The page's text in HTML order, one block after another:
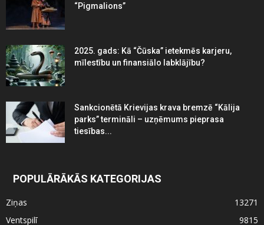
“Pigmalions”
2025. gads: Kā “Čūska” ietekmēs karjeru,
mīlestību un finansiālo labklājību?
Sankcionētā Krievijas krava bremzē “Kālija
parks” termināli – uzņēmums pieprasa
tiesības...
POPULĀRĀKĀS KATEGORIJAS
Ziņas
13271
Ventspilī
9815